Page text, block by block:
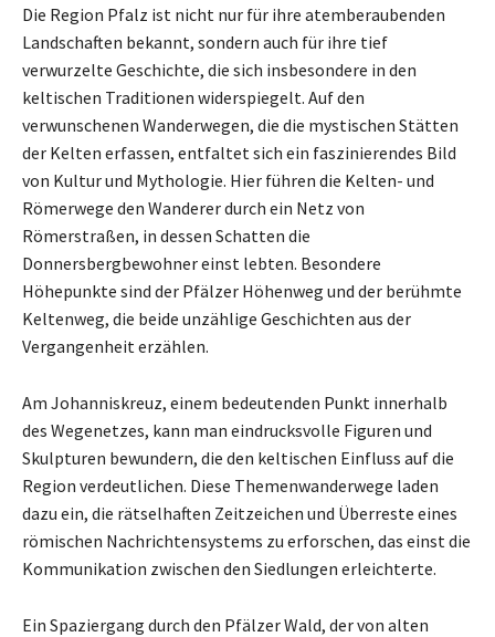
Die Region Pfalz ist nicht nur für ihre atemberaubenden
Landschaften bekannt, sondern auch für ihre tief
verwurzelte Geschichte, die sich insbesondere in den
keltischen Traditionen widerspiegelt. Auf den
verwunschenen Wanderwegen, die die mystischen Stätten
der Kelten erfassen, entfaltet sich ein faszinierendes Bild
von Kultur und Mythologie. Hier führen die Kelten- und
Römerwege den Wanderer durch ein Netz von
Römerstraßen, in dessen Schatten die
Donnersbergbewohner einst lebten. Besondere
Höhepunkte sind der Pfälzer Höhenweg und der berühmte
Keltenweg, die beide unzählige Geschichten aus der
Vergangenheit erzählen.
Am Johanniskreuz, einem bedeutenden Punkt innerhalb
des Wegenetzes, kann man eindrucksvolle Figuren und
Skulpturen bewundern, die den keltischen Einfluss auf die
Region verdeutlichen. Diese Themenwanderwege laden
dazu ein, die rätselhaften Zeitzeichen und Überreste eines
römischen Nachrichtensystems zu erforschen, das einst die
Kommunikation zwischen den Siedlungen erleichterte.
Ein Spaziergang durch den Pfälzer Wald, der von alten